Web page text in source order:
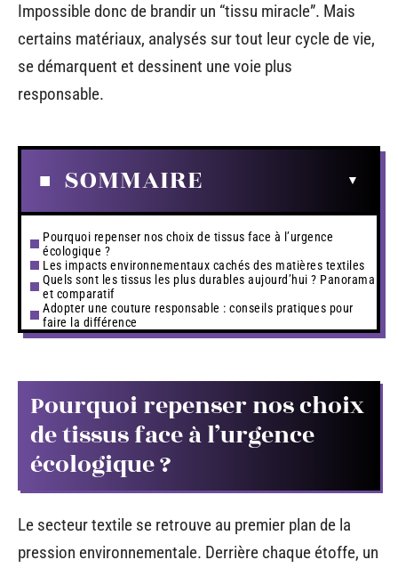
Impossible donc de brandir un “tissu miracle”. Mais
certains matériaux, analysés sur tout leur cycle de vie,
se démarquent et dessinent une voie plus
responsable.
SOMMAIRE
Pourquoi repenser nos choix de tissus face à l’urgence
écologique ?
Les impacts environnementaux cachés des matières textiles
Quels sont les tissus les plus durables aujourd’hui ? Panorama
et comparatif
Adopter une couture responsable : conseils pratiques pour
faire la différence
Pourquoi repenser nos choix
de tissus face à l’urgence
écologique ?
Le secteur textile se retrouve au premier plan de la
pression environnementale. Derrière chaque étoffe, un